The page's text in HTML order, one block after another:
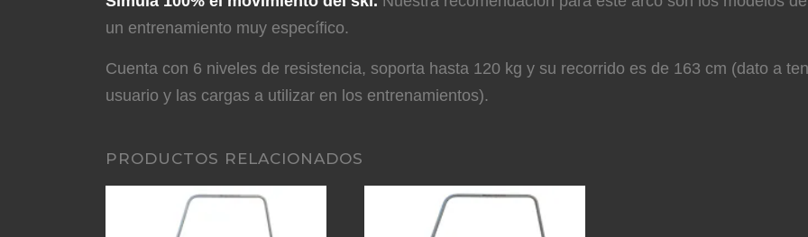
un entrenamiento muy específico.
Cuenta con 6 niveles de resistencia, soporta hasta 120 kg y su recorrido es de 163 cm (dato a
usuario y las cargas a utilizar en los entrenamientos).
PRODUCTOS RELACIONADOS